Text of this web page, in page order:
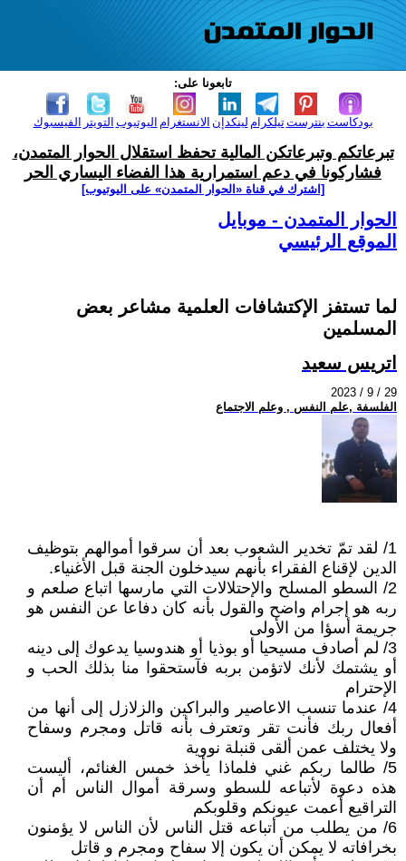
تابعونا على:
الفيسبوك التويتر اليوتيوب الانستغرام لينكدإن تيلكرامبنترست بودكاست
تبرعاتكم وتبرعاتكن المالية تحفظ استقلال الحوار المتمدن،
فشاركونا في دعم استمرارية هذا الفضاء اليساري الحر
[اشترك في قناة ‫«الحوار المتمدن» على اليوتيوب]
الحوار المتمدن - موبايل
الموقع الرئيسي
لما تستفز الإكتشافات العلمية مشاعر بعض
المسلمين
اتريس سعيد
2023 / 9 / 29
الفلسفة ,علم النفس , وعلم الاجتماع
1/ لقد تمّ تخدير الشعوب بعد أن سرقوا أموالهم بتوظيف
الدين لإقناع الفقراء بأنهم سيدخلون الجنة قبل الأغنياء.
2/ السطو المسلح والإحتلالات التي مارسها اتباع صلعم و
ربه هو إجرام واضح والقول بأنه كان دفاعا عن النفس هو
جريمة أسؤا من الأولى
3/ لم أصادف مسيحيا أو بوذيا أو هندوسيا يدعوك إلى دينه
أو يشتمك لأنك لاتؤمن بربه فآستحقوا منا بذلك الحب و
الإحترام
4/ عندما تنسب الاعاصير والبراكين والزلازل إلى أنها من
أفعال ربك فأنت تقر وتعترف بأنه قاتل ومجرم وسفاح
ولا يختلف عمن ألقى قنبلة نووية
5/ طالما ربكم غني فلماذا يأخذ خمس الغنائم، أليست
هذه دعوة لأتباعه للسطو وسرقة أموال الناس أم أن
التراقيع أعمت عيونكم وقلوبكم
6/ من يطلب من أتباعه قتل الناس لأن الناس لا يؤمنون
بخرافاته لا يمكن أن يكون إلا سفاح ومجرم و قاتل